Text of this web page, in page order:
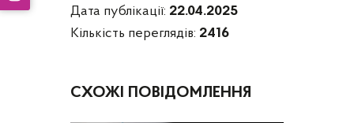
Дата публікації: 22.04.2025
Кількість переглядів: 2416
СХОЖІ ПОВІДОМЛЕННЯ